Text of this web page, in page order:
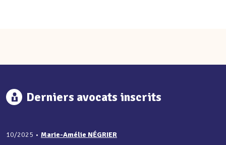
Derniers avocats inscrits
10/2025 • Marie-Amélie NÉGRIER